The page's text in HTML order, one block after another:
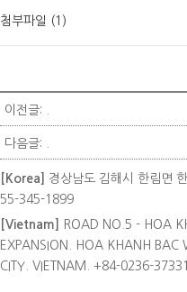
첨부파일 (1)
이전글: .
다음글: .
[Korea] 경상남도 김해시 한림면
55-345-1899
[Vietnam]
ROAD NO.5 - HOA
EXPANSION. HOA KHANH BAC
CITY. VIETNAM. +84-0236-